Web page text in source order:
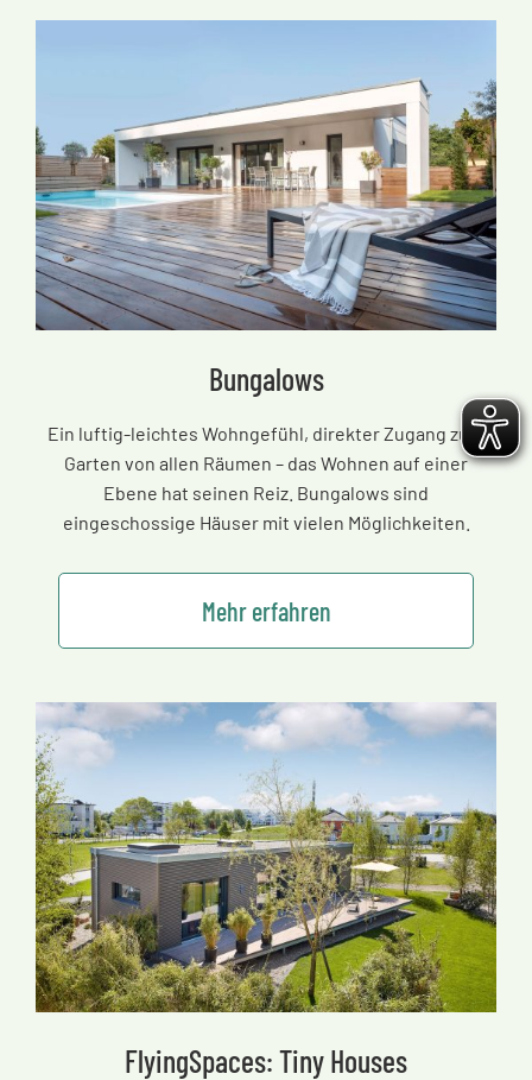
Bungalows
Ein luftig-leichtes Wohngefühl, direkter Zugang zum
Garten von allen Räumen – das Wohnen auf einer
Ebene hat seinen Reiz. Bungalows sind
eingeschossige Häuser mit vielen Möglichkeiten.
Mehr erfahren
FlyingSpaces: Tiny Houses